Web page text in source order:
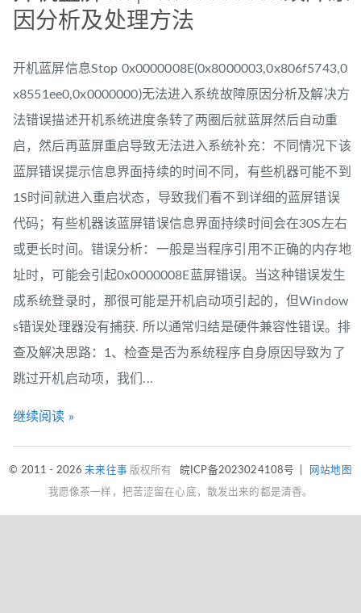
因分析及处理方法
开机蓝屏信息Stop 0x0000008E(0x8000003,0x806f5743,0
x8551ee0,0x0000000)无法进入系统故障原因分析及解决方
法错误描述开机系统进度条转了两圈后就蓝屏然后自动重
启，然后再蓝屏重启导致无法进入系统补充：不同情况下该
蓝屏错误提示信息界面持续的时间不同，有些机器可能不到
1S时间就进入重启状态，导致我们看不到详细的蓝屏错误
代码；有些机器该蓝屏错误信息界面持续时间会在30S左右
或更长时间。错误分析：一般是当程序引用不正确的内存地
址时，可能会引起0x0000008E蓝屏错误。当这种错误发生
成系统登录时，那很可能是开机启动项引起的，但Window
s错误处理器没有捕获. 所以通常归结是硬件兼容性错误。排
查及解决思路：1、检查是否为系统程序自身原因导致为了
跳过开机启动项，我们...
继续阅读 »
© 2011 - 2026未来往事 版权所有 皖ICP备2023024108号 网站地图
我愿像茶一样，把苦涩留在心底，散发出来的都是清香。